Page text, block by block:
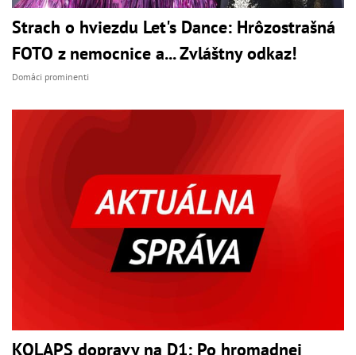
Strach o hviezdu Let's Dance: Hrôzostrašná
FOTO z nemocnice a... Zvláštny odkaz!
Domáci prominenti
KOLAPS dopravy na D1: Po hromadnej